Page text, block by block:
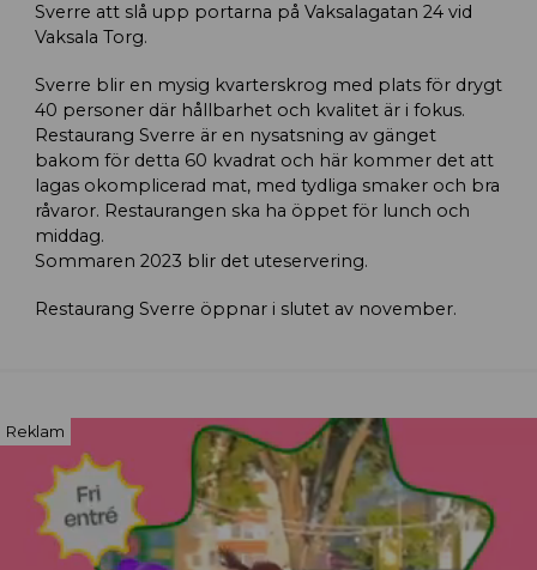
Sverre att slå upp portarna på Vaksalagatan 24 vid
Vaksala Torg.
Sverre blir en mysig kvarterskrog med plats för drygt
40 personer där hållbarhet och kvalitet är i fokus.
Restaurang Sverre är en nysatsning av gänget
bakom för detta 60 kvadrat och här kommer det att
lagas okomplicerad mat, med tydliga smaker och bra
råvaror. Restaurangen ska ha öppet för lunch och
middag.
Sommaren 2023 blir det uteservering.
Restaurang Sverre öppnar i slutet av november.
Reklam